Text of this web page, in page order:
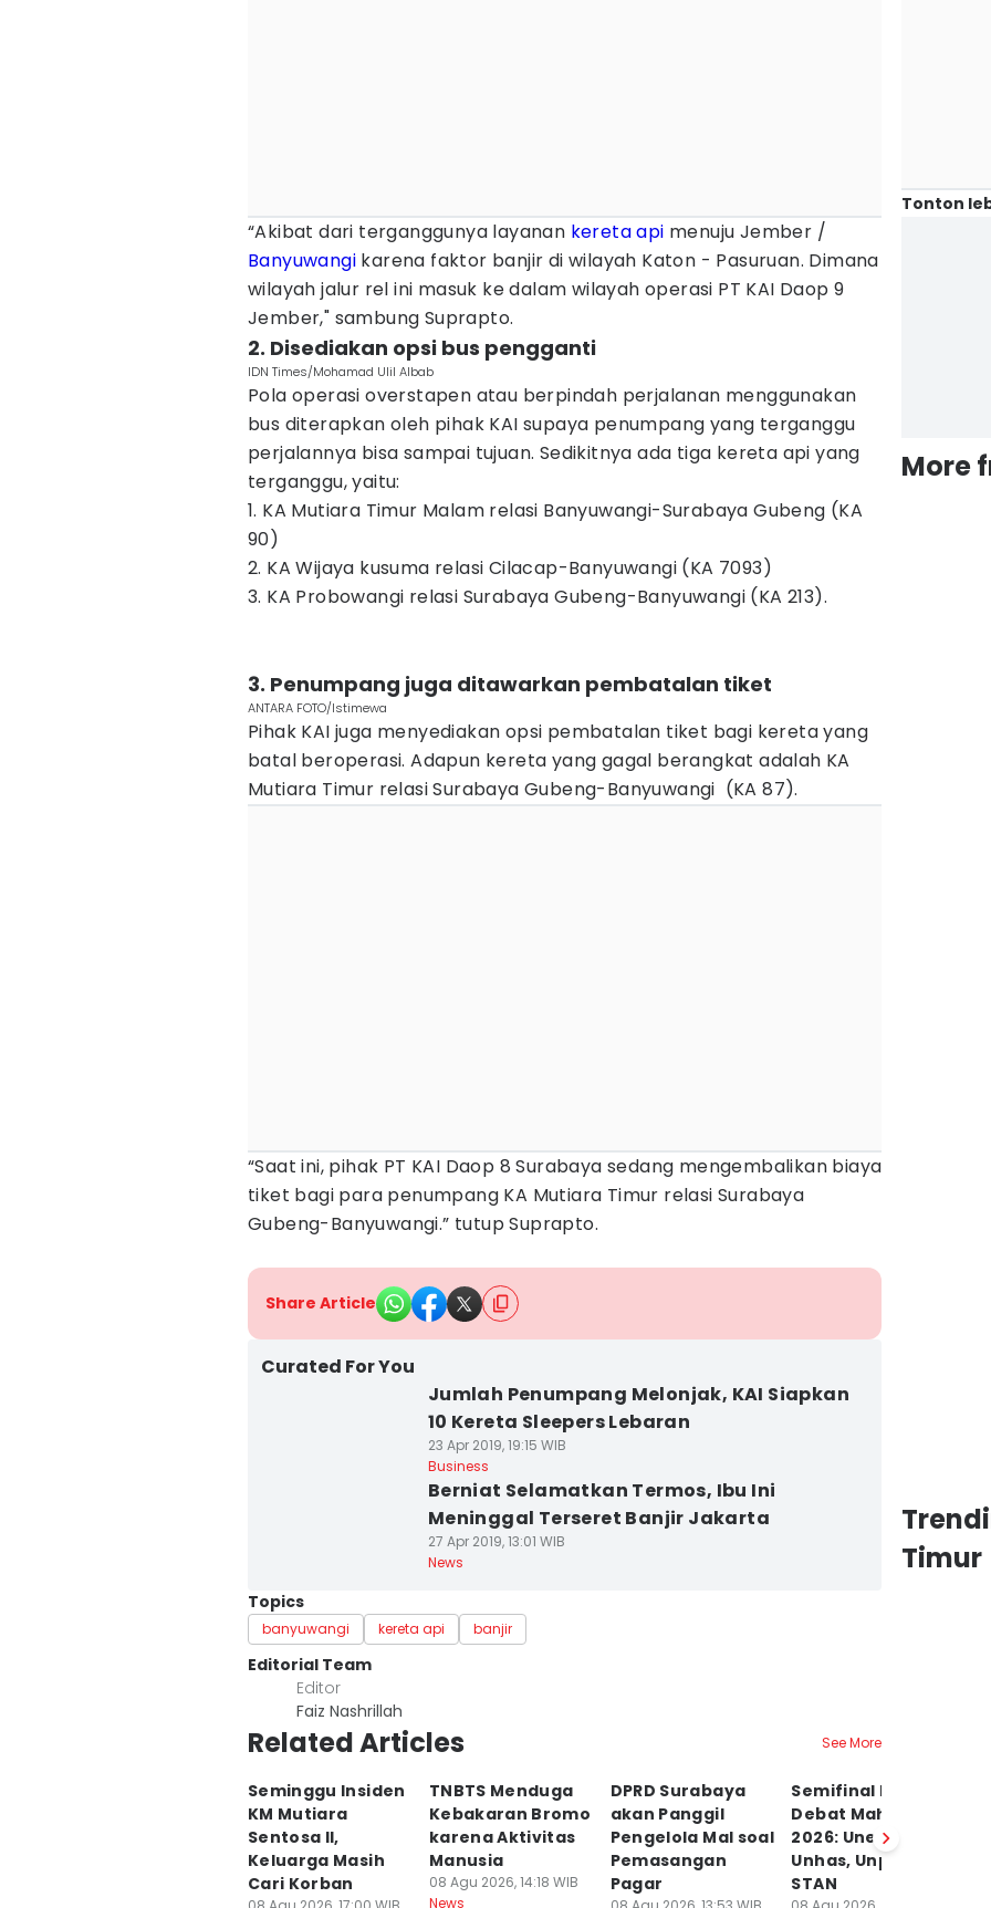
“Akibat dari terganggunya layanan kereta api menuju Jember /
Banyuwangi karena faktor banjir di wilayah Katon - Pasuruan. Dimana
wilayah jalur rel ini masuk ke dalam wilayah operasi PT KAI Daop 9
Jember," sambung Suprapto.
2. Disediakan opsi bus pengganti
IDN Times/Mohamad Ulil Albab
Pola operasi overstapen atau berpindah perjalanan menggunakan
bus diterapkan oleh pihak KAI supaya penumpang yang terganggu
perjalannya bisa sampai tujuan. Sedikitnya ada tiga kereta api yang
terganggu, yaitu:
1. KA Mutiara Timur Malam relasi Banyuwangi-Surabaya Gubeng (KA
90)
2. KA Wijaya kusuma relasi Cilacap-Banyuwangi (KA 7093)
3. KA Probowangi relasi Surabaya Gubeng-Banyuwangi (KA 213).
3. Penumpang juga ditawarkan pembatalan tiket
ANTARA FOTO/Istimewa
Pihak KAI juga menyediakan opsi pembatalan tiket bagi kereta yang
batal beroperasi. Adapun kereta yang gagal berangkat adalah KA
Mutiara Timur relasi Surabaya Gubeng-Banyuwangi (KA 87).
“Saat ini, pihak PT KAI Daop 8 Surabaya sedang mengembalikan biaya
tiket bagi para penumpang KA Mutiara Timur relasi Surabaya
Gubeng-Banyuwangi.” tutup Suprapto.
Share Article
Curated For You
Jumlah Penumpang Melonjak, KAI Siapkan
10 Kereta Sleepers Lebaran
23 Apr 2019, 19:15 WIB
Business
Berniat Selamatkan Termos, Ibu Ini
Meninggal Terseret Banjir Jakarta
27 Apr 2019, 13:01 WIB
News
Topics
banyuwangi kereta api banjir
Editorial Team
Editor
Faiz Nashrillah
Related Articles See More
Seminggu Insiden
KM Mutiara
Sentosa II,
Keluarga Masih
Cari Korban
TNBTS Menduga
Kebakaran Bromo
karena Aktivitas
Manusia
08 Agu 2026, 14:18 WIB
News
DPRD Surabaya
akan Panggil
Pengelola Mal soal
Pemasangan
Pagar
Semifinal Liga
Debat Mahasiswa
2026: Unej vs
Unhas, Unpad vs
STAN
Tonton
More
Timur